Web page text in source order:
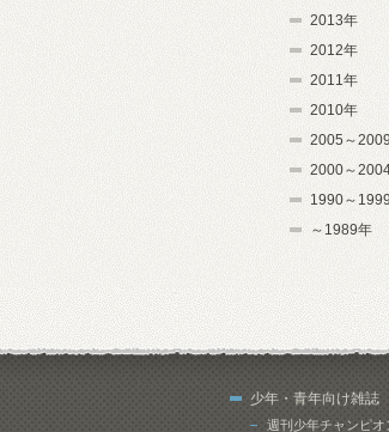
2013年
2012年
2011年
2010年
2005～
2000～
1990～
～1989年
少年・青年向け雑誌
週刊少年チャンピオ